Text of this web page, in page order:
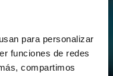
para personalizar
funciones de redes
compartimos